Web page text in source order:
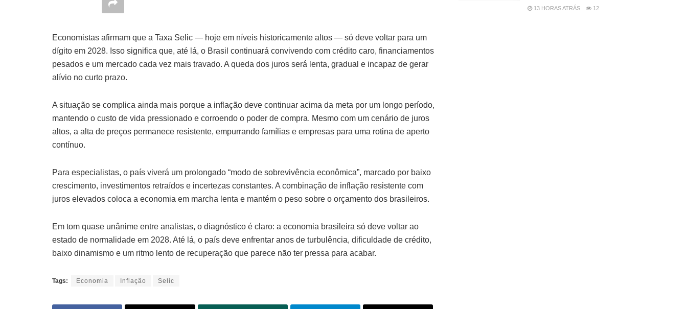
Economistas afirmam que a Taxa Selic — hoje em níveis historicamente altos — só deve voltar para um
dígito em 2028. Isso significa que, até lá, o Brasil continuará convivendo com crédito caro, financiamentos
pesados e um mercado cada vez mais travado. A queda dos juros será lenta, gradual e incapaz de gerar
alívio no curto prazo.
A situação se complica ainda mais porque a inflação deve continuar acima da meta por um longo período,
mantendo o custo de vida pressionado e corroendo o poder de compra. Mesmo com um cenário de juros
altos, a alta de preços permanece resistente, empurrando famílias e empresas para uma rotina de aperto
contínuo.
Para especialistas, o país viverá um prolongado “modo de sobrevivência econômica”, marcado por baixo
crescimento, investimentos retraídos e incertezas constantes. A combinação de inflação resistente com
juros elevados coloca a economia em marcha lenta e mantém o peso sobre o orçamento dos brasileiros.
Em tom quase unânime entre analistas, o diagnóstico é claro: a economia brasileira só deve voltar ao
estado de normalidade em 2028. Até lá, o país deve enfrentar anos de turbulência, dificuldade de crédito,
baixo dinamismo e um ritmo lento de recuperação que parece não ter pressa para acabar.
Tags: Economia Inflação Selic
13 HORAS ATRÁS 12